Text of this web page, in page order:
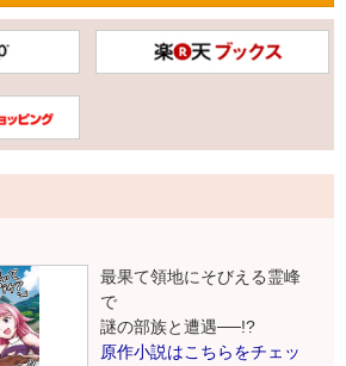
最果て領地にそびえる霊峰
で
謎の部族と遭遇──!?
原作小説はこちらをチェッ